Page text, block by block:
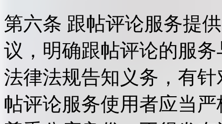
第六条 跟帖评论服务提
议，明确跟帖评论的服
法律法规告知义务，有
帖评论服务使用者应当